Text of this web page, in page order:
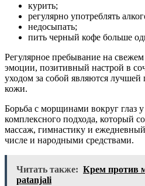
курить;
регулярно употреблять
недосыпать;
пить черный кофе больше
Регулярное пребывание на
эмоции, позитивный настрой в
уходом за собой являются лучшей
кожи.
Борьба с морщинами вокруг глаз
комплексного подхода, который
массаж, гимнастику и
числе и народными средствами.
Читать также: Крем против
patanjali